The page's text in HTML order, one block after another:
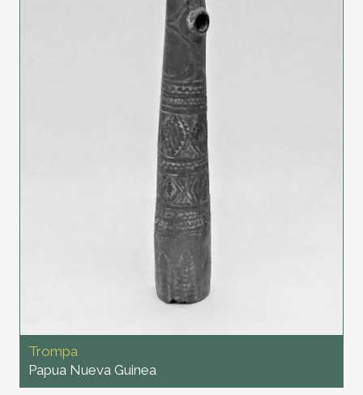
Trompa
Papua Nueva Guinea